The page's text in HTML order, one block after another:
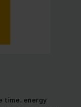
time, energy